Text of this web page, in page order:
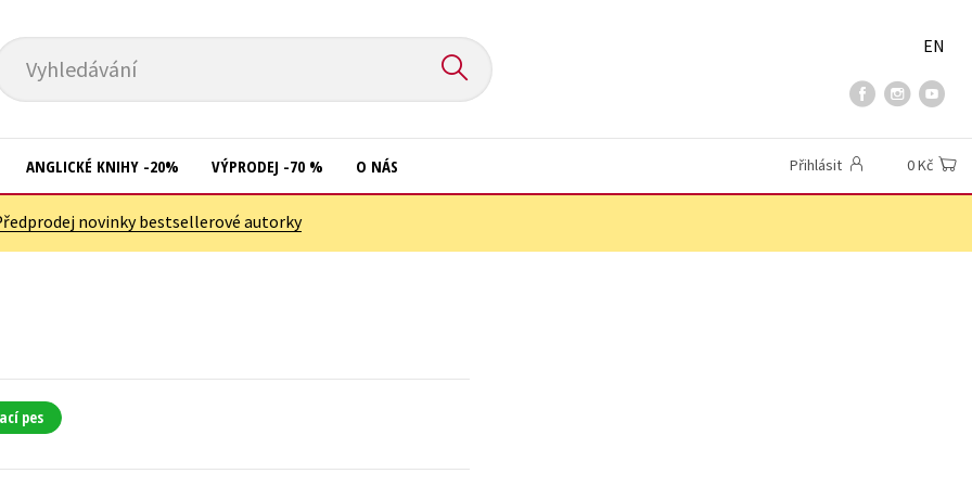
Vyhledávání
EN
ANGLICKÉ KNIHY -20% VÝPRODEJ -70 % O NÁS Přihlásit 0 Kč
novinky bestsellerové autorky
pes